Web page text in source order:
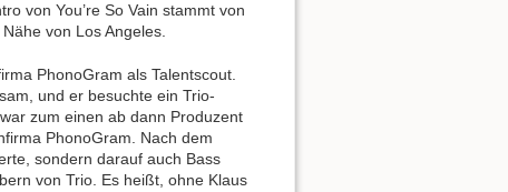
von You’re So Vain stammt von
von Los Angeles.
PhonoGram als Talentscout.
und er besuchte ein Trio-
zum einen ab dann Produzent
PhonoGram. Nach dem
sondern darauf auch Bass
von Trio. Es heißt, ohne Klaus